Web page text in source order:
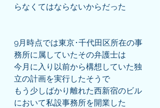
らなくてはならないからだった
9月時点では東京･千代田区所在の事
務所に属していたその弁護士は
今月に入り以前から構想していた独
立の計画を実行したそうで
もう少しばかり離れた西新宿のビル
において私設事務所を開業した